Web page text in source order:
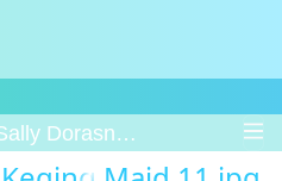
Dorasnow - Keqing Maid 11